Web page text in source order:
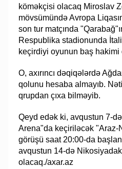
köməkçisi olacaq Miroslav
mövsümündə Avropa
son tur matçında
Respublika stadionunda
keçirdiyi oyunun baş hakimi
O, axırıncı dəqiqələrdə
qolunu hesaba almayıb.
qrupdan çıxa bilməyib.
Qeyd edək ki, avqustun 7-
Arena"da keçiriləcək "Araz-
görüşü saat 20:00-da
avqustun 14-də
olacaq./axar.az